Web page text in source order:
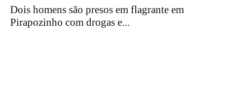
Dois homens são presos em flagrante em
Pirapozinho com drogas e...